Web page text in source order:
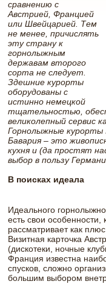
сравнению с
Австрией, Францией
или Швейцарией. Тем
не менее, причислять
эту страну к
горнолыжным
державам второго
сорта не следует.
Здешние курорты
оборудованы с
истинно немецкой
тщательностью,
великолепный сервис
Горнолыжные курорты
Бавария – это
кухня и (да простят
выбор в пользу
В поисках идеала
Идеального
есть свои особенности,
рассматривает как
Визитная карточка
(дискотеки, ночные
Франция известна
спусков, сложно
большим выбором